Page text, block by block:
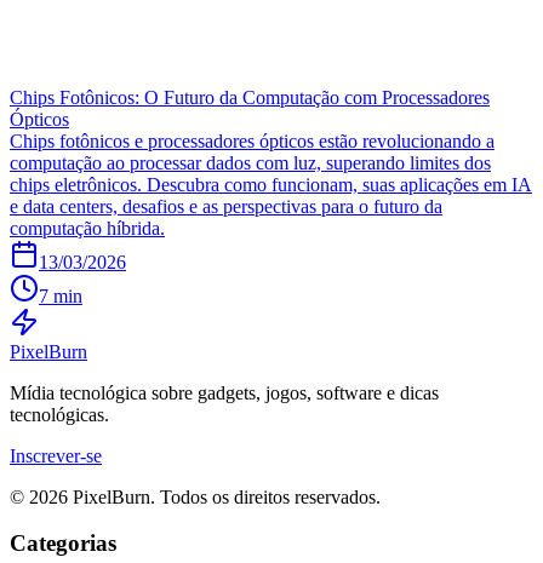
Chips Fotônicos: O Futuro da Computação com Processadores
Ópticos
Chips fotônicos e processadores ópticos estão revolucionando a
computação ao processar dados com luz, superando limites dos
chips eletrônicos. Descubra como funcionam, suas aplicações em IA
e data centers, desafios e as perspectivas para o futuro da
computação híbrida.
13/03/2026
7 min
PixelBurn
Mídia tecnológica sobre gadgets, jogos, software e dicas
tecnológicas.
Inscrever-se
© 2026 PixelBurn. Todos os direitos reservados.
Categorias